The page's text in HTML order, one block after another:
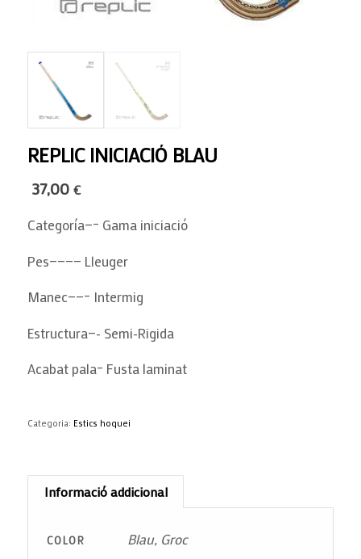
REPLIC INICIACIÓ BLAU
37,00 €
Categoría—– Gama iniciació
Pes———— Lleuger
Manec——– Intermig
Estructura—- Semi-Rigida
Acabat pala– Fusta laminat
Categoria: Estics hoquei
Informació addicional
COLOR Blau, Groc